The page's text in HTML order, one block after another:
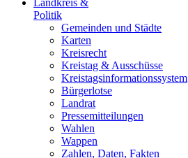
Landkreis &
Politik
Gemeinden und Städte
Karten
Kreisrecht
Kreistag & Ausschüsse
Kreistagsinformationssystem
Bürgerlotse
Landrat
Pressemitteilungen
Wahlen
Wappen
Zahlen, Daten, Fakten